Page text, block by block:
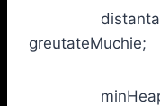
greutateMuchie;